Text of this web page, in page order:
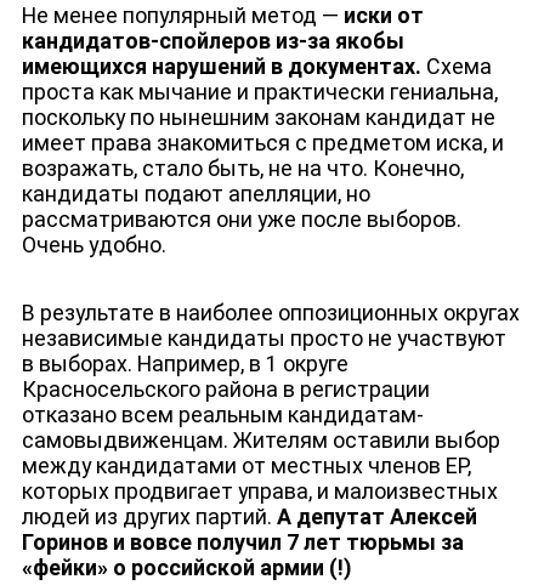
ДЕПУТАТЫ К СЪЕЗДУ
Не менее популярный метод — иски от
кандидатов-спойлеров из-за якобы
имеющихся нарушений в документах. Схема
проста как мычание и практически гениальна,
поскольку по нынешним законам кандидат не
имеет права знакомиться с предметом иска, и
возражать, стало быть, не на что. Конечно,
кандидаты подают апелляции, но
рассматриваются они уже после выборов.
Очень удобно.
В результате в наиболее оппозиционных округах
независимые кандидаты просто не участвуют
в выборах. Например, в 1 округе
Красносельского района в регистрации
отказано всем реальным кандидатам-
самовыдвиженцам. Жителям оставили выбор
между кандидатами от местных членов ЕР,
которых продвигает управа, и малоизвестных
людей из других партий. А депутат Алексей
Горинов и вовсе получил 7 лет тюрьмы за
«фейки» о российской армии (!)